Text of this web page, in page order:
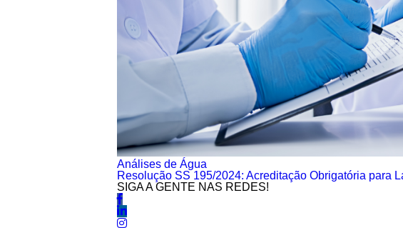
Análises de Água
Resolução SS 195/2024: Acreditação Obrigatória para
SIGA A GENTE NAS REDES!